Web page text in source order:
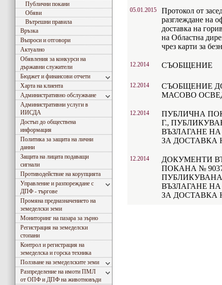
Публични покани
Обяви
Вътрешни правила
Връзка
Въпроси и отговори
Актуално
Обявления за конкурси на
държавни служители
Бюджет и финансови отчети
Харта на клиента
Административно обслужване
Административни услуги в
ИИСДА
Достъп до обществена
информация
Политика за защита на лични
данни
Защита на лицата подаващи
сигнали
Противодействие на корупцията
Управление и разпореждане с
ДПФ - търгове
Промяна предназначението на
земеделски земи
Мониторинг на пазара за зърно
Регистрация на земеделски
стопани
Контрол и регистрация на
земеделска и горска техника
Ползване на земеделските земи
Разпределение на имоти ПМЛ
от ОПФ и ДПФ на животновъди
05.01.2015
Протокол от
разглеждане на
доставка на
на Областна
чрез карти за
12.2014 СЪОБЩЕНИЕ
12.2014
СЪОБЩЕНИЕ
МАСОВО
12.2014
ПУБЛИЧНА
Г.,
ВЪЗЛАГАНЕ
ЗА ДОСТАВКА
12.2014
ДОКУМЕНТИ
ПОКАНА №
ВЪЗЛАГАНЕ
ЗА ДОСТАВКА